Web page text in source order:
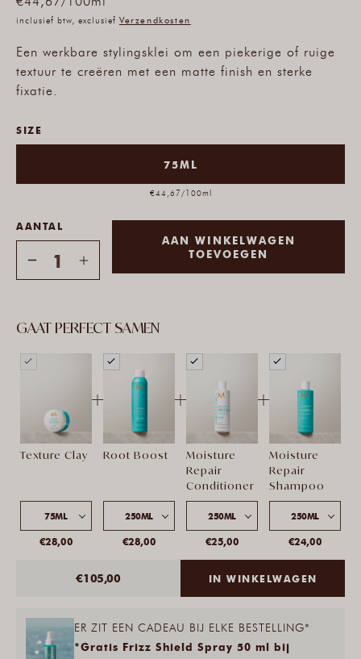
ER ZIT EEN CADEAU BIJ ELKE BESTELLING*
*Gratis Frizz Shield Spray 50 ml bij
inclusief btw, exclusief Verzendkosten
Een werkbare stylingsklei om een piekerige of ruige
textuur te creëren met een matte finish en sterke
fixatie.
SIZE
75ML
€44,67/100ml
AANTAL
Aantal
Matte
(Texture
Aantal
Matte
(Texture
AAN WINKELWAGEN
TOEVOEGEN
GAAT PERFECT SAMEN
Texture Clay
75ML
€28,00
+
Root Boost
250ML
€28,00
+
Moisture
Repair
Conditioner
250ML
€25,00
+
Moisture
Repair
Shampoo
250ML
€24,00
€105,00 IN WINKELWAGEN